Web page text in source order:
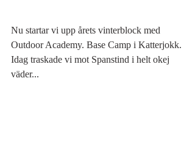
Nu startar vi upp årets vinterblock med
Outdoor Academy. Base Camp i Katterjokk.
Idag traskade vi mot Spanstind i helt okej
väder...